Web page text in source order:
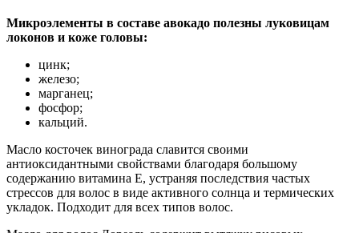
Микроэлементы в составе авокадо полезны луковицам
локонов и коже головы:
цинк;
железо;
марганец;
фосфор;
кальций.
Масло косточек винограда славится своими
антиоксидантными свойствами благодаря большому
содержанию витамина Е, устраняя последствия частых
стрессов для волос в виде активного солнца и термических
укладок. Подходит для всех типов волос.